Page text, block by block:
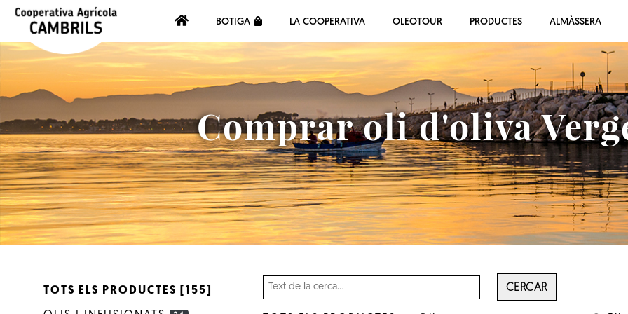
BOTIGA LA COOPERATIVA OLEOTOUR PRODUCTES ALMÀSSERA
Comprar oli d'oliva
CERCAR
TOTS ELS PRODUCTES [155]